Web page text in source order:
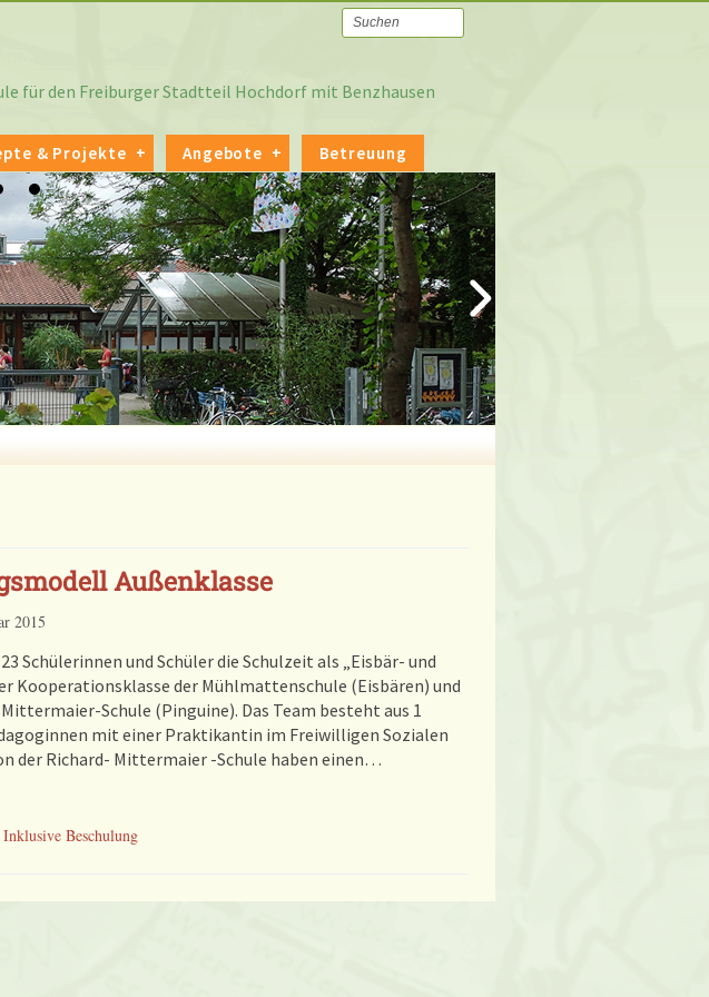
für den Freiburger Stadtteil Hochdorf mit Benzhausen
& Projekte Angebote Betreuung
Außenklasse
2015
Schülerinnen und Schüler die Schulzeit als „Eisbär- und
Kooperationsklasse der Mühlmattenschule (Eisbären) und
Schule (Pinguine). Das Team besteht aus 1
mit einer Praktikantin im Freiwilligen Sozialen
der Richard- Mittermaier -Schule haben einen…
Inklusive Beschulung